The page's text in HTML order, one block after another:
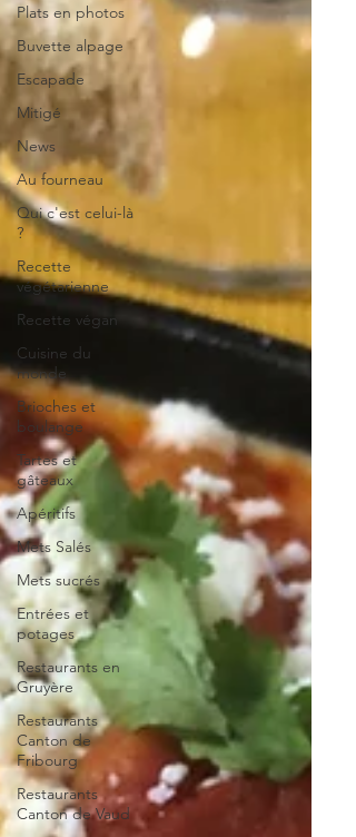
Plats en photos
Buvette alpage
Escapade
Mitigé
News
Au fourneau
Qui c'est celui-là
?
Recette
végétarienne
Recette végan
Cuisine du
monde
Brioches et
boulange
Tartes et
gâteaux
Apéritifs
Mets Salés
Mets sucrés
Entrées et
potages
Restaurants en
Gruyère
Restaurants
Canton de
Fribourg
Restaurants
Canton de Vaud